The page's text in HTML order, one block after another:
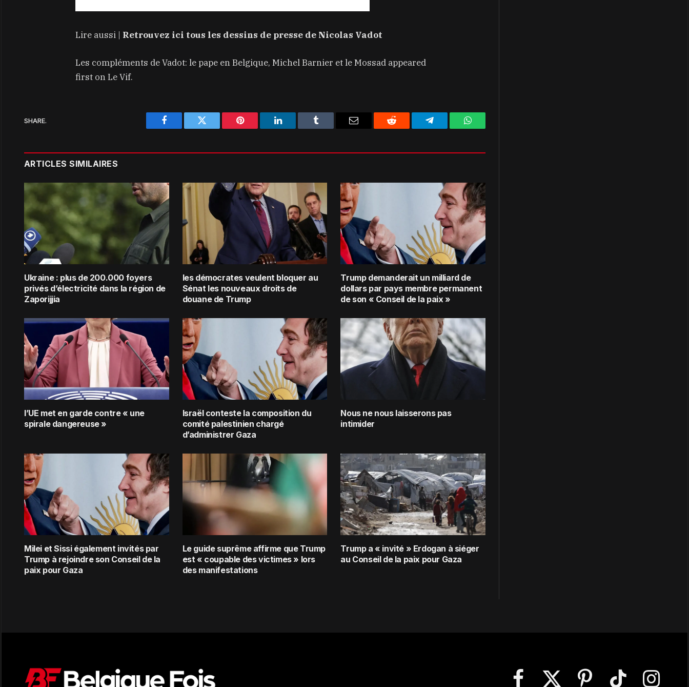
Lire aussi | Retrouvez ici tous les dessins de presse de Nicolas Vadot
Les compléments de Vadot: le pape en Belgique, Michel Barnier et le Mossad appeared
first on Le Vif.
SHARE.
Facebook Twitter Pinterest LinkedIn Tumblr Email Reddit Telegram WhatsApp
ARTICLES SIMILAIRES
Ukraine : plus de 200.000 foyers
privés d’électricité dans la région de
Zaporijjia
les démocrates veulent bloquer au
Sénat les nouveaux droits de
douane de Trump
Trump demanderait un milliard de
dollars par pays membre permanent
de son « Conseil de la paix »
l’UE met en garde contre « une
spirale dangereuse »
Israël conteste la composition du
comité palestinien chargé
d’administrer Gaza
Nous ne nous laisserons pas
intimider
Milei et Sissi également invités par
Trump à rejoindre son Conseil de la
paix pour Gaza
Le guide suprême affirme que Trump
est « coupable des victimes » lors
des manifestations
Trump a « invité » Erdogan à siéger
au Conseil de la paix pour Gaza
FacebookX Pinterest TikTok Instagram